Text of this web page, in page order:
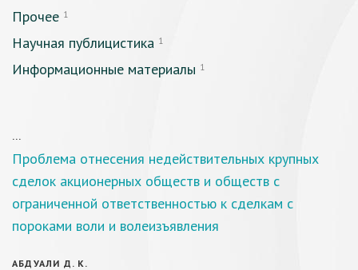
Прочее 1
Научная публицистика 1
Информационные материалы 1
...
Проблема отнесения недействительных крупных
сделок акционерных обществ и обществ с
ограниченной ответственностью к сделкам с
пороками воли и волеизъявления
АБДУАЛИ Д. К.